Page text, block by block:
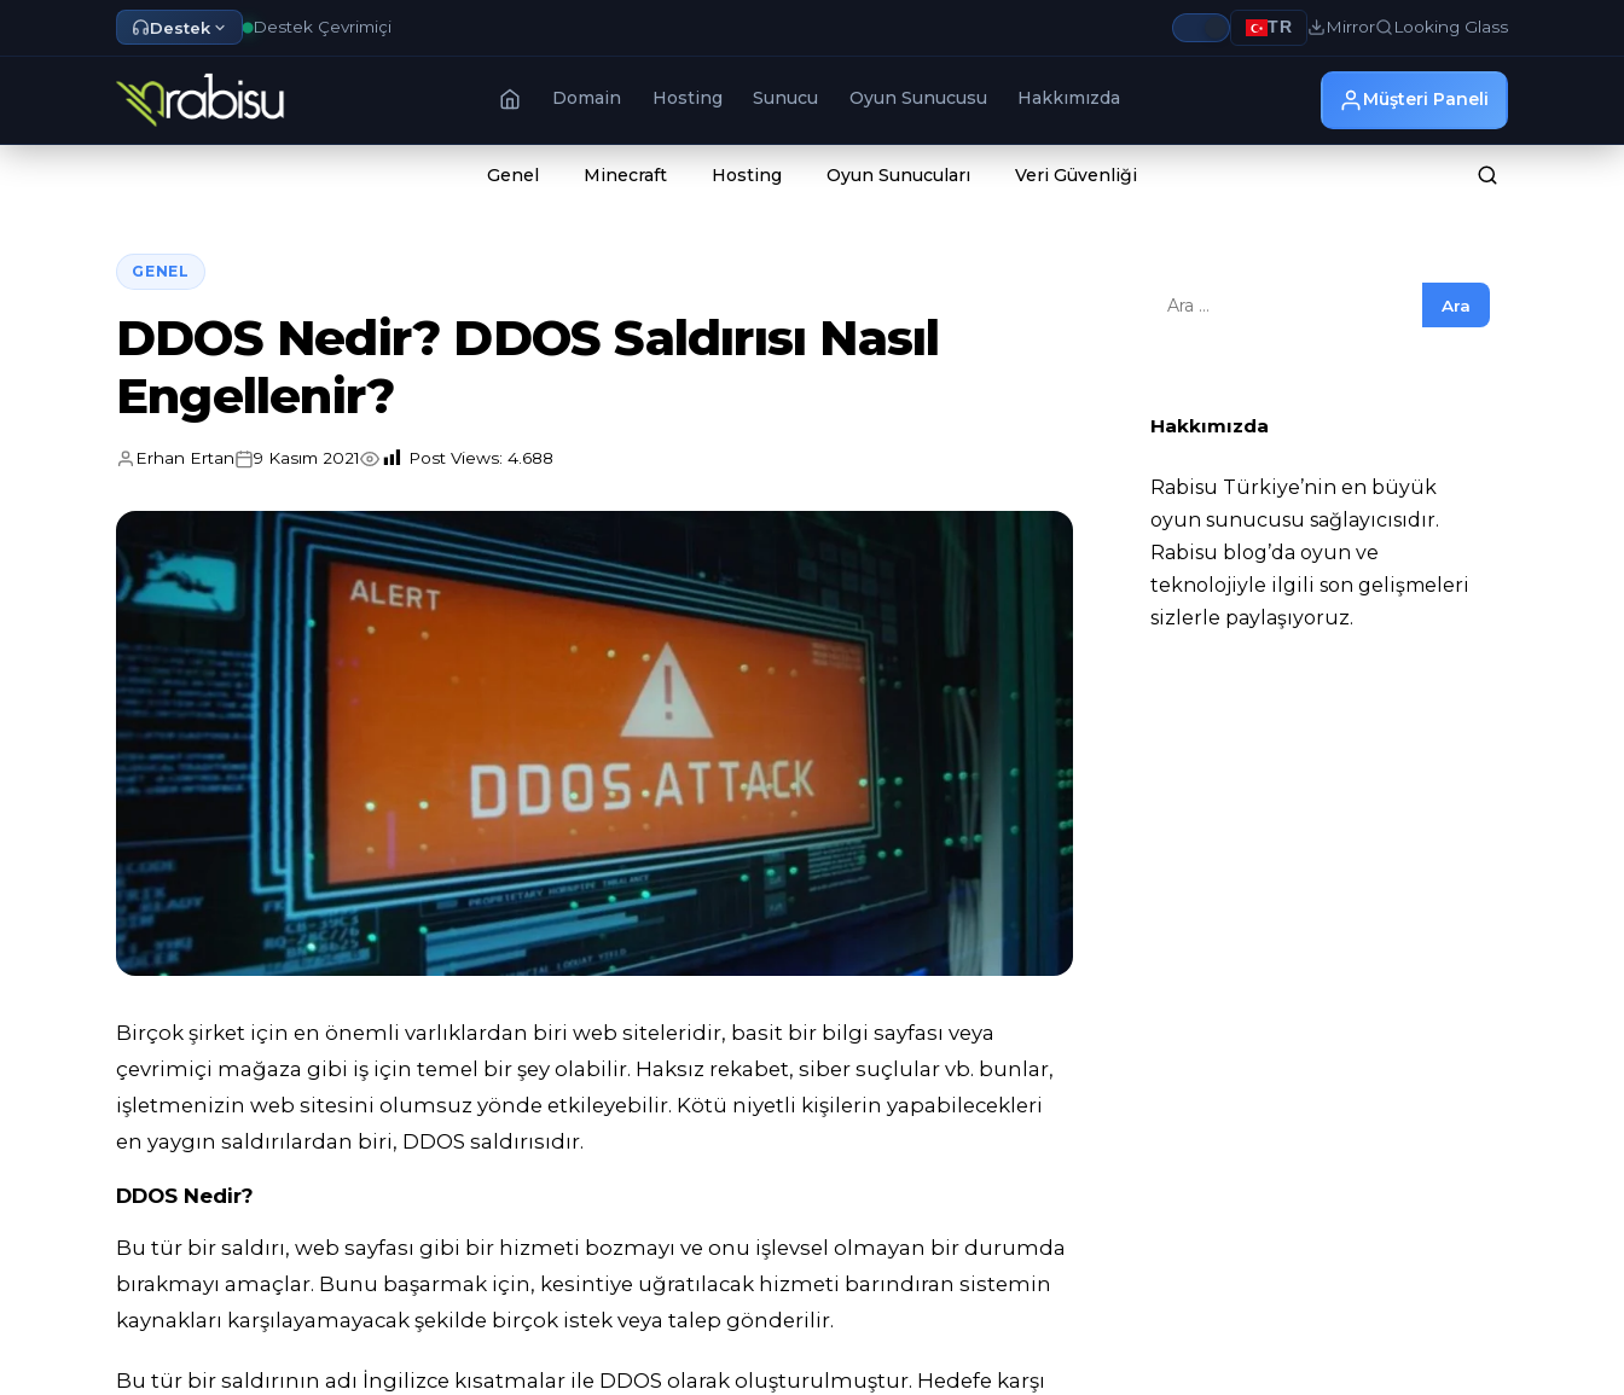
Destek Destek Çevrimiçi TR Mirror Looking Glass
Domain Hosting Sunucu Oyun Sunucusu Hakkımızda Müşteri Paneli
Genel Minecraft Hosting Oyun Sunucuları Veri Güvenliği
GENEL
DDOS Nedir? DDOS Saldırısı Nasıl
Engellenir?
Erhan Ertan 9 Kasım 2021 Post Views: 4.688
Birçok şirket için en önemli varlıklardan biri web siteleridir, basit bir bilgi sayfası veya
çevrimiçi mağaza gibi iş için temel bir şey olabilir. Haksız rekabet, siber suçlular vb. bunlar,
işletmenizin web sitesini olumsuz yönde etkileyebilir. Kötü niyetli kişilerin yapabilecekleri
en yaygın saldırılardan biri, DDOS saldırısıdır.
DDOS Nedir?
Bu tür bir saldırı, web sayfası gibi bir hizmeti bozmayı ve onu işlevsel olmayan bir durumda
bırakmayı amaçlar. Bunu başarmak için, kesintiye uğratılacak hizmeti barındıran sistemin
kaynakları karşılayamayacak şekilde birçok istek veya talep gönderilir.
Bu tür bir saldırının adı İngilizce kısatmalar ile DDOS olarak oluşturulmuştur. Hedefe karşı
Arama:
Hakkımızda
Rabisu Türkiye’nin en büyük
oyun sunucusu sağlayıcısıdır.
Rabisu blog’da oyun ve
teknolojiyle ilgili son gelişmeleri
sizlerle paylaşıyoruz.